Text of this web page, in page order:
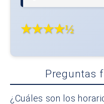
★★★★½
Preguntas
¿Cuáles son los